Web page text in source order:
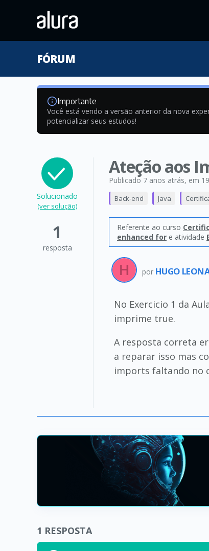
FÓRUM
Importante
Você está vendo a versão anterior da nova
potencializar seus estudos!
Solucionado
(ver solução)
1
resposta
Ateção aos
Publicado 7 anos atrás, em
Back-end Java
Referente ao curso
enhanced for e atividade
por HUGO
No Exercicio 1 da
imprime true.
A resposta correta
a reparar isso mas
imports faltando no
1 RESPOSTA